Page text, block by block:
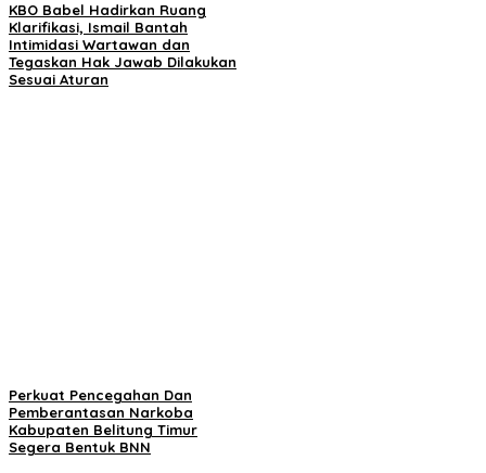
KBO Babel Hadirkan Ruang
Klarifikasi, Ismail Bantah
Intimidasi Wartawan dan
Tegaskan Hak Jawab Dilakukan
Sesuai Aturan
Perkuat Pencegahan Dan
Pemberantasan Narkoba
Kabupaten Belitung Timur
Segera Bentuk BNN